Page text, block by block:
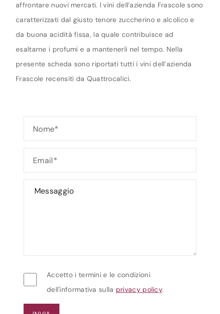
affrontare nuovi mercati. I vini dell’azienda Frascole sono
caratterizzati dal giusto tenore zuccherino e alcolico e
da buona acidità fissa, la quale contribuisce ad
esaltarne i profumi e a mantenerli nel tempo. Nella
presente scheda sono riportati tutti i vini dell’azienda
Frascole recensiti da Quattrocalici.
Accetto i termini e le condizioni
dell'informativa sulla privacy policy.